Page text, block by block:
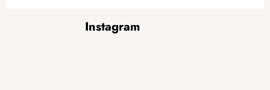
Instagram